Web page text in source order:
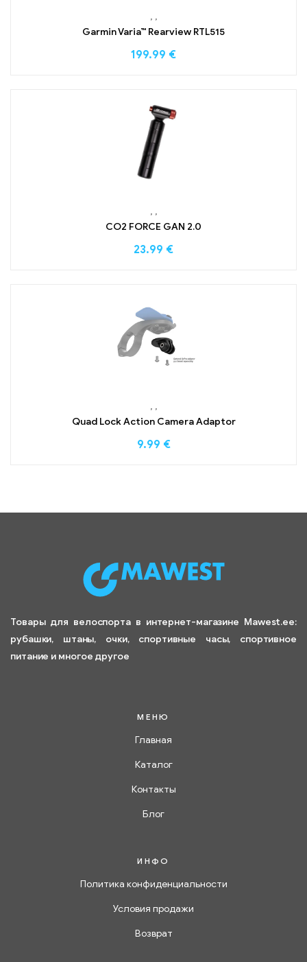
, ,
Garmin Varia™ Rearview RTL515
199.99 €
, ,
CO2 FORCE GAN 2.0
23.99 €
, ,
Quad Lock Action Camera Adaptor
9.99 €
Товары для велоспорта в интернет-магазине Mawest.ee:
рубашки, штаны, очки, спортивные часы, спортивное
питание и многое другое
МЕНЮ
Главная
Каталог
Контакты
Блог
ИНФО
Политика конфиденциальности
Условия продажи
Возврат